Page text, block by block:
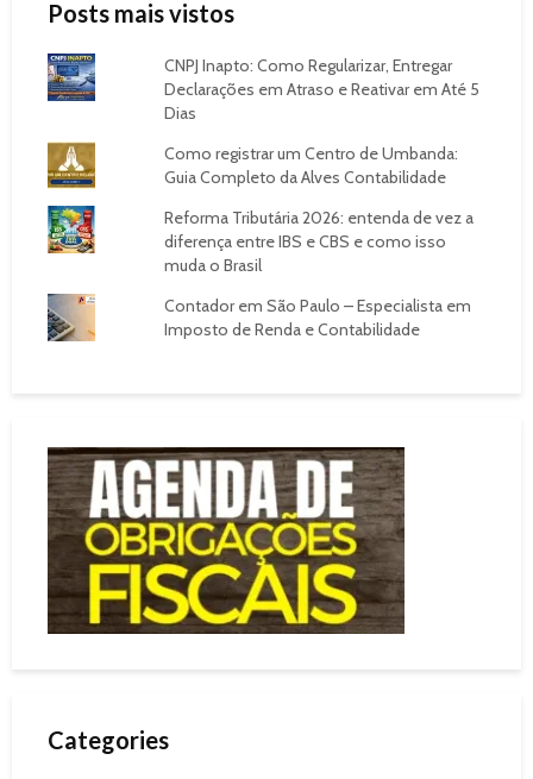
Posts mais vistos
CNPJ Inapto: Como Regularizar, Entregar
Declarações em Atraso e Reativar em Até 5
Dias
Como registrar um Centro de Umbanda:
Guia Completo da Alves Contabilidade
Reforma Tributária 2026: entenda de vez a
diferença entre IBS e CBS e como isso
muda o Brasil
Contador em São Paulo – Especialista em
Imposto de Renda e Contabilidade
Categories